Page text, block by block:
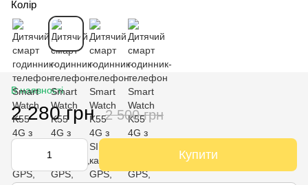
Колір
В наявності
2 280 грн 2 500 грн
Купити